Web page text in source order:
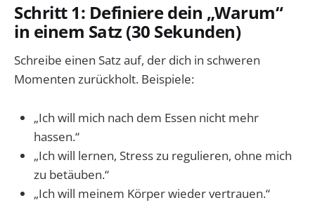
Schritt 1: Definiere dein „Warum“
in einem Satz (30 Sekunden)
Schreibe einen Satz auf, der dich in schweren
Momenten zurückholt. Beispiele:
„Ich will mich nach dem Essen nicht mehr
hassen.“
„Ich will lernen, Stress zu regulieren, ohne mich
zu betäuben.“
„Ich will meinem Körper wieder vertrauen.“